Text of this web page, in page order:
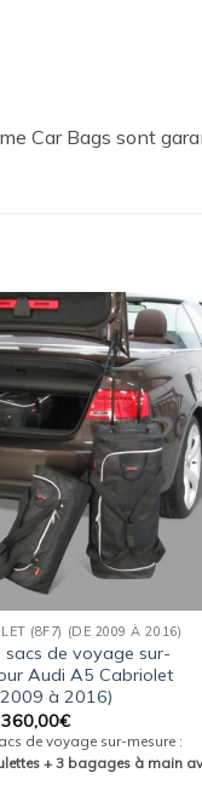
Car Bags sont
Ajouter
à la
wishlist
(8F7) (DE 2009 À 2016)
sacs de voyage sur-
Audi A5 Cabriolet
à 2016)
Le
prix
initial
était :
360,00€Le
prix
actuel
est :
de voyage sur-mesure :
+ 3 bagages à main